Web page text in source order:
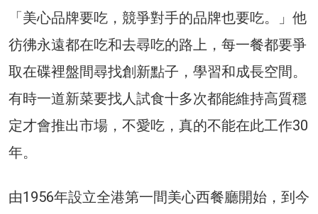
「美心品牌要吃，競爭對手的品牌也要吃。」他
彷彿永遠都在吃和去尋吃的路上，每一餐都要爭
取在碟裡盤間尋找創新點子，學習和成長空間。
有時一道新菜要找人試食十多次都能維持高質穩
定才會推出市場，不愛吃，真的不能在此工作30
年。
由1956年設立全港第一間美心西餐廳開始，到今